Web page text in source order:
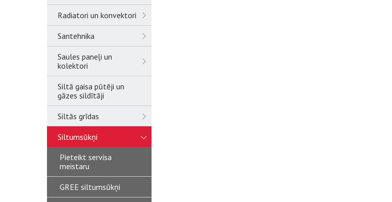
Radiatori un konvektori
Santehnika
Saules paneļi un
kolektori
Siltā gaisa pūtēji un
gāzes sildītāji
Siltās grīdas
Siltumsūkņi
Pieteikt servisa
meistaru
GREE siltumsūkņi